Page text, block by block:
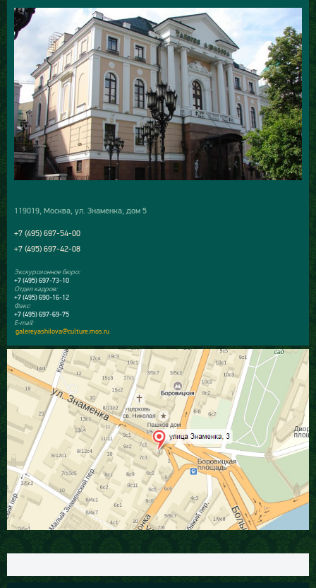
119019, Москва, ул. Знаменка, дом 5
+7 (495) 697-54-00
+7 (495) 697-42-08
Экскурсионное бюро:
+7 (495) 697-73-10
Отдел кадров:
+7 (495) 690-16-12
Факс:
+7 (495) 697-69-75
E-mail:
galereyashilova@culture.mos.ru